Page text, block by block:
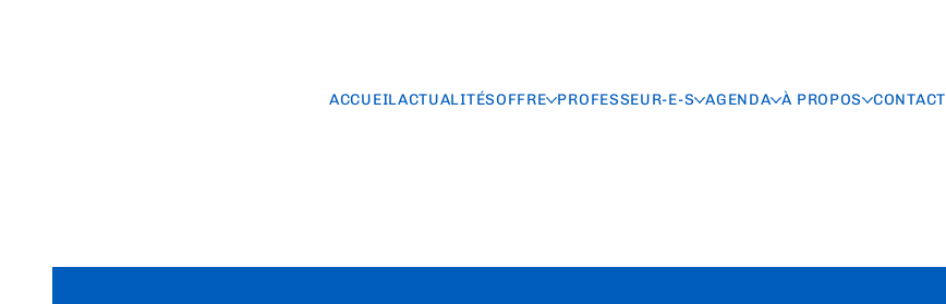
ACCUEILACTUALITÉSOFFRE PROFESSEUR-E-S AGENDA À PROPOS CONTACT